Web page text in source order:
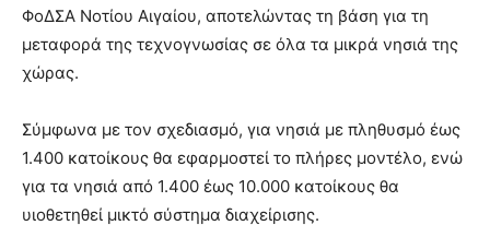
ΦοΔΣΑ Νοτίου Αιγαίου, αποτελώντας τη βάση για τη
μεταφορά της τεχνογνωσίας σε όλα τα μικρά νησιά της
χώρας.
Σύμφωνα με τον σχεδιασμό, για νησιά με πληθυσμό έως
1.400 κατοίκους θα εφαρμοστεί το πλήρες μοντέλο, ενώ
για τα νησιά από 1.400 έως 10.000 κατοίκους θα
υιοθετηθεί μικτό σύστημα διαχείρισης.